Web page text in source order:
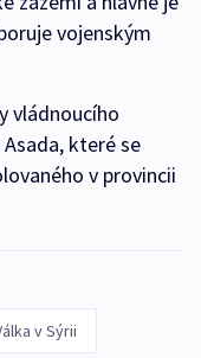
vojenským
vládnoucího
které se
v provincii
v Sýrii